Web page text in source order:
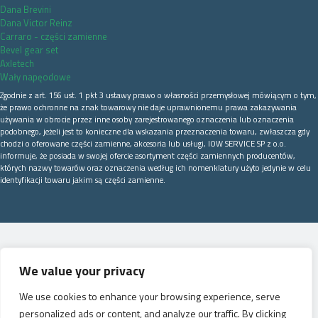
We value your privacy
We use cookies to enhance your browsing experience, serve
personalized ads or content, and analyze our traffic. By clicking
Dana Brevini
Dana Victor Reinz
Carraro - części zamienne
Bevel gear set
Axletech
Wały napęodowe
Zgodnie z art. 156 ust. 1 pkt 3 ustawy prawo o własności przemysłowej mówiącym o tym,
że prawo ochronne na znak towarowy nie daje uprawnionemu prawa zakazywania
używania w obrocie przez inne osoby zarejestrowanego oznaczenia lub oznaczenia
podobnego, jeżeli jest to konieczne dla wskazania przeznaczenia towaru, zwłaszcza gdy
chodzi o oferowane części zamienne, akcesoria lub usługi, IOW SERVICE SP z o.o.
informuje, że posiada w swojej ofercie asortyment części zamiennych producentów,
których nazwy towarów oraz oznaczenia według ich nomenklatury użyto jedynie w celu
identyfikacji towaru jakim są części zamienne.